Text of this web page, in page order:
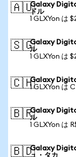
🇦🇺Galaxy
ドル
1 GLXYon は
🇸🇬Galaxy
ル
1 GLXYon は
🇨🇭Galaxy
1 GLXYon は
🇧🇷Galaxy
ル
1 GLXYon は
🇧🇩Galaxy
ュ・タカ